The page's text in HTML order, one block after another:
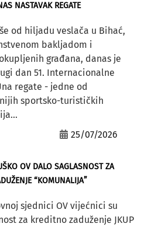
NASTAVAK REGATE
od hiljadu veslača u Bihać,
bakljadom i
građana, danas je
dan 51. Internacionalne
regate - jedne od
sportsko-turističkih
25/07/2026
OV DALO SAGLASNOST ZA
“KOMUNALIJA”
sjednici OV vijećnici su
za kreditno zaduženje JKUP